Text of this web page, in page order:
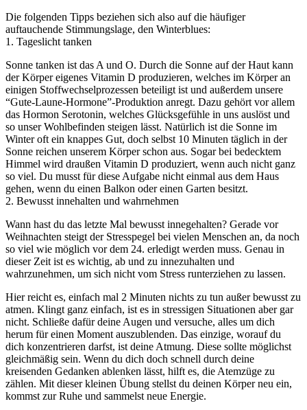
Die folgenden Tipps beziehen sich also auf die häufiger
auftauchende Stimmungslage, den Winterblues:
1. Tageslicht tanken
Sonne tanken ist das A und O. Durch die Sonne auf der Haut kann
der Körper eigenes Vitamin D produzieren, welches im Körper an
einigen Stoffwechselprozessen beteiligt ist und außerdem unsere
“Gute-Laune-Hormone”-Produktion anregt. Dazu gehört vor allem
das Hormon Serotonin, welches Glücksgefühle in uns auslöst und
so unser Wohlbefinden steigen lässt. Natürlich ist die Sonne im
Winter oft ein knappes Gut, doch selbst 10 Minuten täglich in der
Sonne reichen unserem Körper schon aus. Sogar bei bedecktem
Himmel wird draußen Vitamin D produziert, wenn auch nicht ganz
so viel. Du musst für diese Aufgabe nicht einmal aus dem Haus
gehen, wenn du einen Balkon oder einen Garten besitzt.
2. Bewusst innehalten und wahrnehmen
Wann hast du das letzte Mal bewusst innegehalten? Gerade vor
Weihnachten steigt der Stresspegel bei vielen Menschen an, da noch
so viel wie möglich vor dem 24. erledigt werden muss. Genau in
dieser Zeit ist es wichtig, ab und zu innezuhalten und
wahrzunehmen, um sich nicht vom Stress runterziehen zu lassen.
Hier reicht es, einfach mal 2 Minuten nichts zu tun außer bewusst zu
atmen. Klingt ganz einfach, ist es in stressigen Situationen aber gar
nicht. Schließe dafür deine Augen und versuche, alles um dich
herum für einen Moment auszublenden. Das einzige, worauf du
dich konzentrieren darfst, ist deine Atmung. Diese sollte möglichst
gleichmäßig sein. Wenn du dich doch schnell durch deine
kreisenden Gedanken ablenken lässt, hilft es, die Atemzüge zu
zählen. Mit dieser kleinen Übung stellst du deinen Körper neu ein,
kommst zur Ruhe und sammelst neue Energie.